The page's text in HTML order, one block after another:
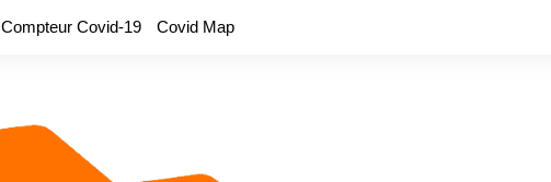
Compteur Covid-19 Covid Map